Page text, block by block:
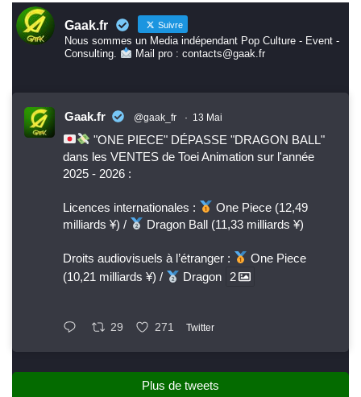
Gaak.fr Suivre
Nous sommes un Media indépendant Pop Culture - Event -
Consulting.
Mail pro : contacts@gaak.fr
Gaak.fr @gaak_fr · 13 Mai
"ONE PIECE" DÉPASSE "DRAGON BALL"
dans les VENTES de Toei Animation sur l'année
2025 - 2026 :
Licences internationales :
One Piece (12,49
milliards ¥) /
Dragon Ball (11,33 milliards ¥)
Droits audiovisuels à l’étranger :
One Piece
(10,21 milliards ¥) /
Dragon 2
29 271 Twitter
Plus de tweets